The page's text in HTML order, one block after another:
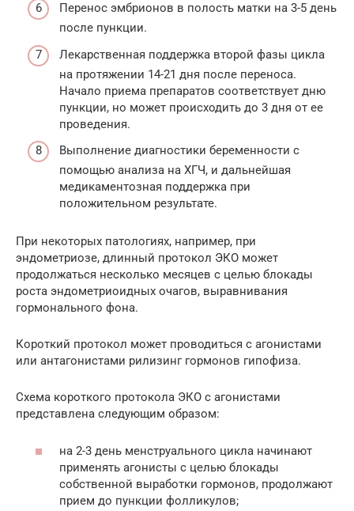
Перенос эмбрионов в полость матки на 3-5 день
после пункции.
Лекарственная поддержка второй фазы цикла
на протяжении 14-21 дня после переноса.
Начало приема препаратов соответствует дню
пункции, но может происходить до 3 дня от ее
проведения.
Выполнение диагностики беременности с
помощью анализа на ХГЧ, и дальнейшая
медикаментозная поддержка при
положительном результате.
При некоторых патологиях, например, при
эндометриозе, длинный протокол ЭКО может
продолжаться несколько месяцев с целью блокады
роста эндометриоидных очагов, выравнивания
гормонального фона.
Короткий протокол может проводиться с агонистами
или антагонистами рилизинг гормонов гипофиза.
Схема короткого протокола ЭКО с агонистами
представлена следующим образом:
на 2-3 день менструального цикла начинают
применять агонисты с целью блокады
собственной выработки гормонов, продолжают
прием до пункции фолликулов;